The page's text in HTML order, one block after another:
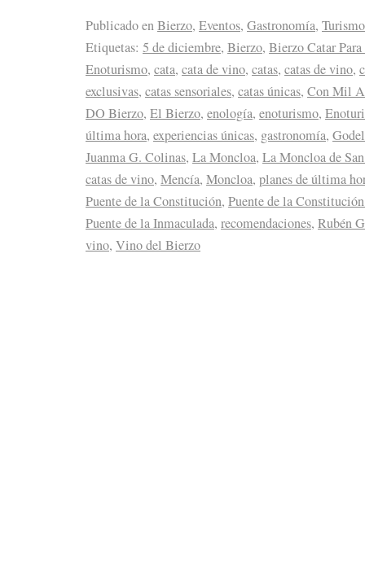
Publicado enBierzo, Eventos, Gastronomía, Turismo
Etiquetas: 5 de diciembre, Bierzo, Bierzo Catar
Enoturismo, cata, cata de vino, catas, catas de vino,
exclusivas, catas sensoriales, catas únicas, Con Mil
DO Bierzo, El Bierzo, enología, enoturismo,
última hora, experiencias únicas, gastronomía,
Juanma G. Colinas, La Moncloa, La Moncloa de
catas de vino, Mencía, Moncloa, planes de última
Puente de la Constitución, Puente de la
Puente de la Inmaculada, recomendaciones, Rubén
vino, Vino del Bierzo